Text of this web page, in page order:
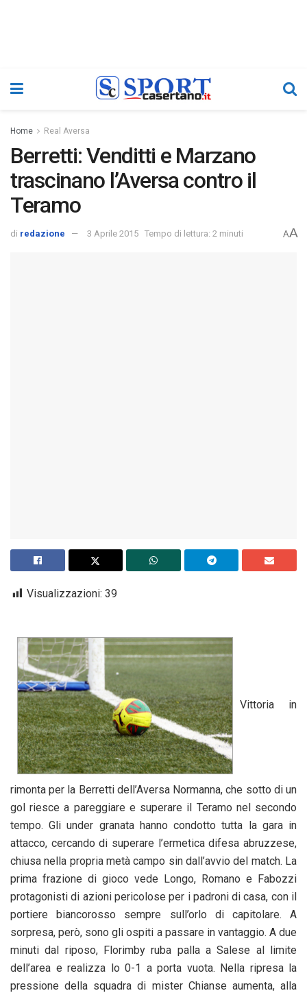
Home Real Aversa
Berretti: Venditti e Marzano
trascinano l’Aversa contro il
Teramo
di redazione 3 Aprile 2015 Tempo di lettura: 2 minuti AA
Visualizzazioni: 39
Vittoria in
rimonta per la Berretti dell’Aversa Normanna, che sotto di un
gol riesce a pareggiare e superare il Teramo nel secondo
tempo. Gli under granata hanno condotto tutta la gara in
attacco, cercando di superare l’ermetica difesa abruzzese,
chiusa nella propria metà campo sin dall’avvio del match. La
prima frazione di gioco vede Longo, Romano e Fabozzi
protagonisti di azioni pericolose per i padroni di casa, con il
portiere biancorosso sempre sull’orlo di capitolare. A
sorpresa, però, sono gli ospiti a passare in vantaggio. A due
minuti dal riposo, Florimby ruba palla a Salese al limite
dell’area e realizza lo 0-1 a porta vuota. Nella ripresa la
pressione della squadra di mister Chianse aumenta, alla